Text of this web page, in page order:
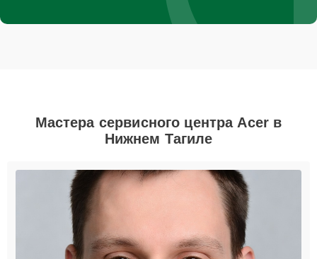
Мастера сервисного центра Acer в
Нижнем Тагиле